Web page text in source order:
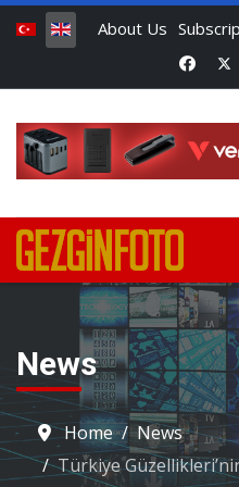
About Us
News
Home
News
Türkiye